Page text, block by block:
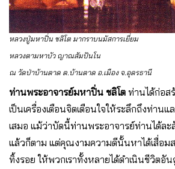
หลวงปู่มหาปิ่น ชลิโต มากราบนมัสการเยี่ยม
หลวงตามหาบัว ญาณสัมปันโน
ณ วัดป่าบ้านตาด ต.บ้านตาด อ.เมือง จ.อุดรธานี
ท่านพระอาจารย์มหาปิ่น ชลิโต ท่านได้ก่อส
เป็นเครื่องเตือนจิตเตือนใจให้ระลึกถึงท่าน
เสมอ แม้ว่าบัดนี้ท่านพระอาจารย์ท่านได้ละ
แล้วก็ตาม แต่คุณงามความดีนั้นหาได้เสื่อม
ทิ้งรอย ให้พวกเราทั้งหลายได้ดำเนินชีวิตอัน